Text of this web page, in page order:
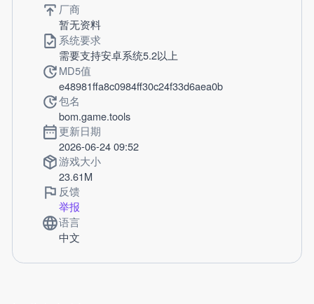
厂商
暂无资料
系统要求
需要支持安卓系统5.2以上
MD5值
e48981ffa8c0984ff30c24f33d6aea0b
包名
bom.game.tools
更新日期
2026-06-24 09:52
游戏大小
23.61M
反馈
举报
语言
中文